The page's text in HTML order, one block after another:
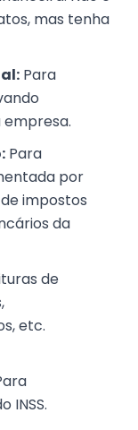
mas tenha
Para
Para
por
impostos
da
de
etc.
INSS.